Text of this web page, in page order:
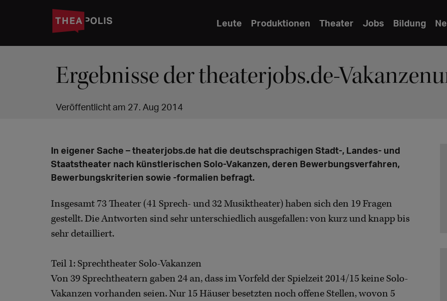
Leute Produktionen Theater Jobs Bildung
Ergebnisse der theaterjobs.de-
Veröffentlicht am 27. Aug 2014
In eigener Sache – theaterjobs.de hat die deutschsprachigen Stadt-, Landes- und
Staatstheater nach künstlerischen Solo-Vakanzen, deren Bewerbungsverfahren,
Bewerbungskriterien sowie -formalien befragt.
Insgesamt 73 Theater (41 Sprech- und 32 Musiktheater) haben sich den 19 Fragen
gestellt. Die Antworten sind sehr unterschiedlich ausgefallen: von kurz und knapp bis
sehr detailliert.
Teil 1: Sprechtheater Solo-Vakanzen
Von 39 Sprechtheatern gaben 24 an, dass im Vorfeld der Spielzeit 2014/15 keine Solo-
Vakanzen vorhanden seien. Nur 15 Häuser besetzten noch offene Stellen, wovon 5